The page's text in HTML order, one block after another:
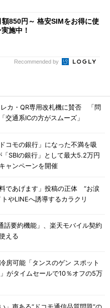
額850円～ 格安SIMをお得に使
施中！
Recommended by
レカ・QR専用改札機に賛否 「問
交通系ICの方がスムーズ」
コモの銀行」になった不満を吸
SBIの銀行」として最大5.2万円
ャンペーンを開催
であげます」投稿の正体 “お涙
やLINEへ誘導するカラクリ
話要約機能」、楽天モバイル契約
える
房可能「タンスのゲン スポット
がタイムセールで10％オフの5万